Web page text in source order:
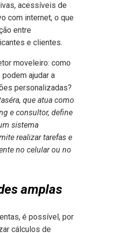
acessíveis de
com internet, o que
entre
e clientes.
que atua como
e consultor, define
sistema
realizar tarefas e
no celular ou no
amplas
é possível, por
cálculos de